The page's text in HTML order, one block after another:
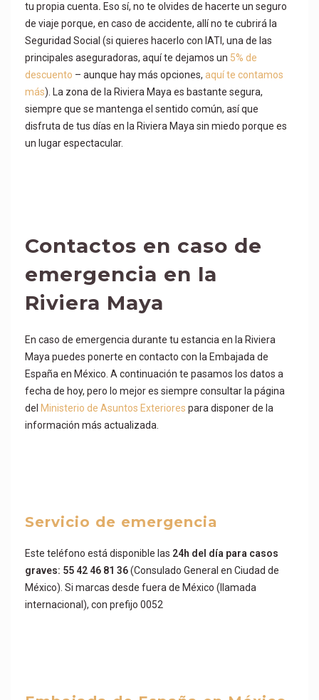
tu propia cuenta. Eso sí, no te olvides de hacerte un seguro
de viaje porque, en caso de accidente, allí no te cubrirá la
Seguridad Social (si quieres hacerlo con IATI, una de las
principales aseguradoras, aquí te dejamos un 5% de
descuento – aunque hay más opciones, aquí te contamos
más). La zona de la Riviera Maya es bastante segura,
siempre que se mantenga el sentido común, así que
disfruta de tus días en la Riviera Maya sin miedo porque es
un lugar espectacular.
Contactos en caso de
emergencia en la
Riviera Maya
En caso de emergencia durante tu estancia en la Riviera
Maya puedes ponerte en contacto con la Embajada de
España en México. A continuación te pasamos los datos a
fecha de hoy, pero lo mejor es siempre consultar la página
del Ministerio de Asuntos Exteriores para disponer de la
información más actualizada.
Servicio de emergencia
Este teléfono está disponible las 24h del día para casos
graves: 55 42 46 81 36(Consulado General en Ciudad de
México). Si marcas desde fuera de México (llamada
internacional), con prefijo 0052